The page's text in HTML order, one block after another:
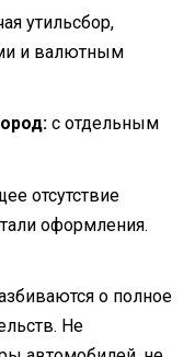
утильсбор,
и валютным
с отдельным
отсутствие
оформления.
о полное
Не